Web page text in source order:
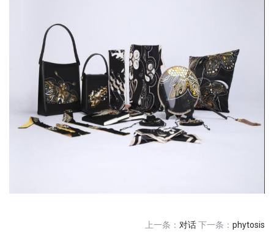
上一条： 对话下一条： phytosis